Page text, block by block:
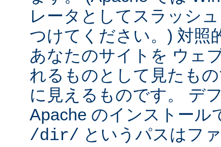
レータとしてスラッシ
つけてください。) 対照
あなたのサイトを ウェ
れるものとして見たも
に見えるものです。 デ
Apache のインストール
/dir/ というパスはフ